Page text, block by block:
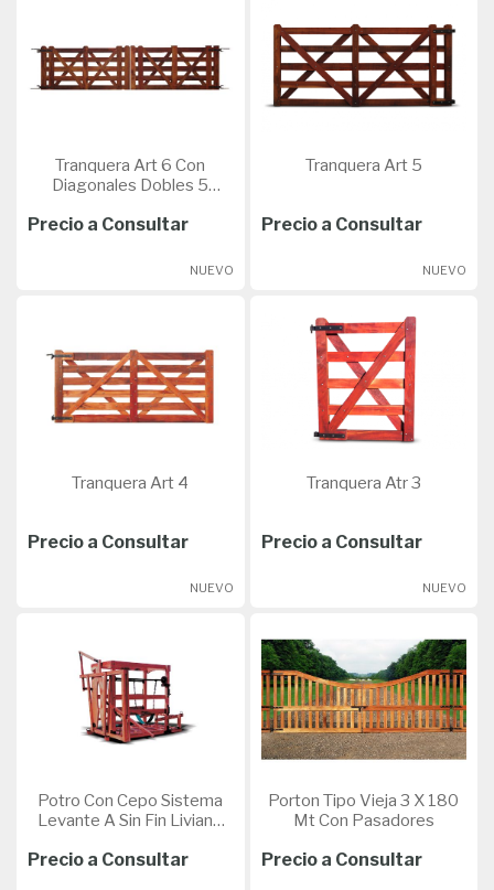
Tranquera Art 6 Con
Diagonales Dobles 5
Precio a Consultar
NUEVO
Tranquera Art 5
Precio a Consultar
NUEVO
Tranquera Art 4
Precio a Consultar
NUEVO
Tranquera Atr 3
Precio a Consultar
NUEVO
Potro Con Cepo Sistema
Levante A Sin Fin Liviano
Precio a Consultar
Porton Tipo Vieja 3 X 180
Mt Con Pasadores
Precio a Consultar